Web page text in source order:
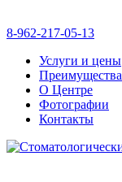
8-962-217-05-13
Услуги и цены
Преимущества
О Центре
Фотографии
Контакты